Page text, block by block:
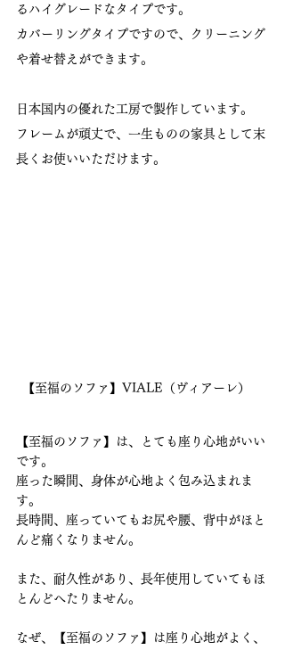
るハイグレードなタイプです。
カバーリングタイプですので、クリーニング
や着せ替えができます。
日本国内の優れた工房で製作しています。
フレームが頑丈で、一生ものの家具として末
長くお使いいただけます。
【至福のソファ】VIALE（ヴィアーレ）
【至福のソファ】は、とても座り心地がいい
です。
座った瞬間、身体が心地よく包み込まれま
す。
長時間、座っていてもお尻や腰、背中がほと
んど痛くなりません。
また、耐久性があり、長年使用していてもほ
とんどへたりません。
なぜ、【至福のソファ】は座り心地がよく、